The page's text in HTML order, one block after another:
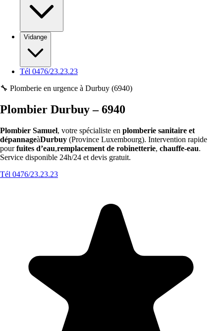
Vidange
Tél 0476/23.23.23
🔧 Plomberie en urgence à Durbuy (6940)
Plombier Durbuy – 6940
Plombier Samuel, votre spécialiste en plomberie sanitaire et
dépannageàDurbuy (Province Luxembourg). Intervention rapide
pourfuites d’eau,remplacement de robinetterie, chauffe-eau.
Service disponible 24h/24 et devis gratuit.
Tél 0476/23.23.23